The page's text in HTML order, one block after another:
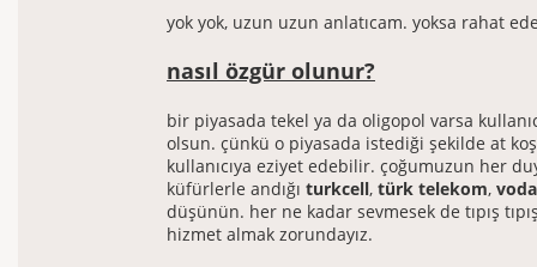
yok yok, uzun uzun anlatıcam. yoksa rahat
nasıl özgür olunur?
bir piyasada tekel ya da oligopol varsa
olsun. çünkü o piyasada istediği şekilde at
kullanıcıya eziyet edebilir. çoğumuzun her
küfürlerle andığı turkcell, türk telekom,
düşünün. her ne kadar sevmesek de tıpış
hizmet almak zorundayız.